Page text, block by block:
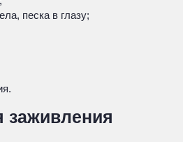
песка в глазу;
заживления